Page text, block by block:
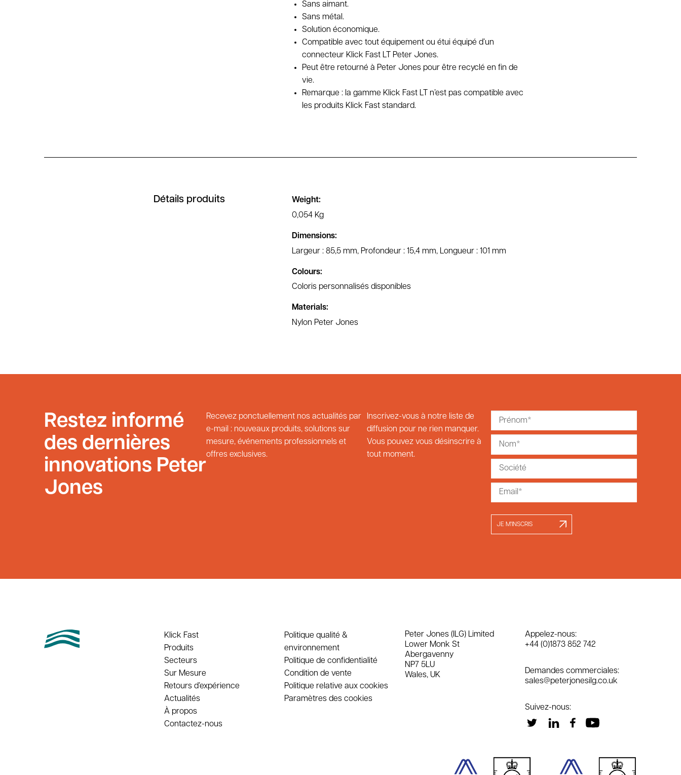
Sans aimant.
Sans métal.
Solution économique.
Compatible avec tout équipement ou étui équipé d’un
connecteur Klick Fast LT Peter Jones.
Peut être retourné à Peter Jones pour être recyclé en fin de
vie.
Remarque : la gamme Klick Fast LT n’est pas compatible avec
les produits Klick Fast standard.
Détails produits
Weight:
0,054 Kg
Dimensions:
Largeur : 85,5 mm, Profondeur : 15,4 mm, Longueur : 101 mm
Colours:
Coloris personnalisés disponibles
Materials:
Nylon Peter Jones
Restez informé
des dernières
innovations Peter
Jones
Recevez ponctuellement nos actualités par
e-mail : nouveaux produits, solutions sur
mesure, événements professionnels et
offres exclusives.
Inscrivez-vous à notre liste de
diffusion pour ne rien manquer.
Vous pouvez vous désinscrire à
tout moment.
JE M'INSCRIS
Klick Fast
Produits
Secteurs
Sur Mesure
Retours d’expérience
Actualités
À propos
Contactez-nous
Politique qualité &
environnement
Politique de confidentialité
Condition de vente
Politique relative aux cookies
Paramètres des cookies
Peter Jones (ILG) Limited
Lower Monk St
Abergavenny
NP7 5LU
Wales, UK
Appelez-nous:
+44 (0)1873 852 742
Demandes commerciales:
sales@peterjonesilg.co.uk
Suivez-nous: